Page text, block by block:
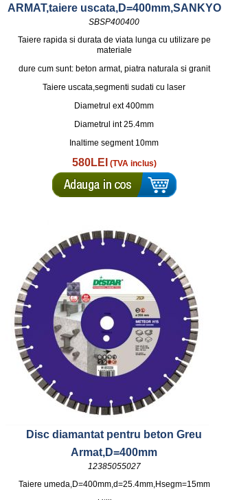
ARMAT,taiere uscata,D=400mm,SANKYO
SBSP400400
Taiere rapida si durata de viata lunga cu utilizare pe
materiale
dure cum sunt: beton armat, piatra naturala si granit
Taiere uscata,segmenti sudati cu laser
Diametrul ext 400mm
Diametrul int 25.4mm
Inaltime segment 10mm
580LEI (TVA inclus)
Disc diamantat pentru beton Greu
Armat,D=400mm
12385055027
Taiere umeda,D=400mm,d=25.4mm,Hsegm=15mm